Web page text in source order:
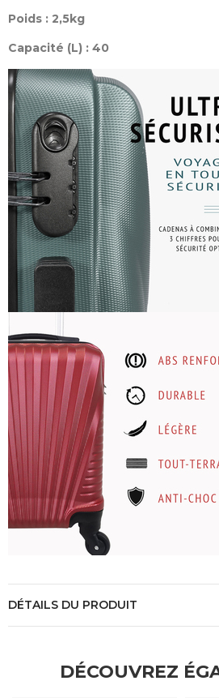
Poids : 2,5kg
Capacité (L) : 40
DÉTAILS DU PRODUIT
DÉCOUVREZ